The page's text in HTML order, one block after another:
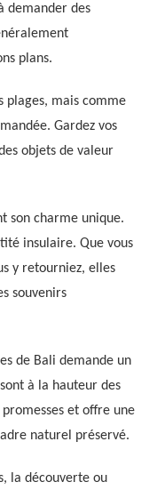
demander des
plans.
plages, mais comme
Gardez vos
objets de valeur
son charme unique.
insulaire. Que vous
y retourniez, elles
souvenirs
de Bali demande un
à la hauteur des
et offre une
naturel préservé.
la découverte ou